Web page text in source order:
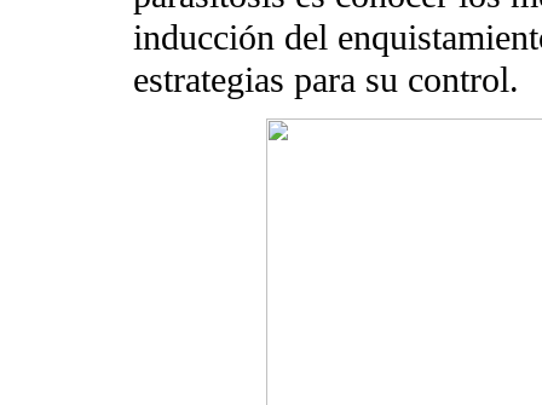
inducción del
estrategias para su control.